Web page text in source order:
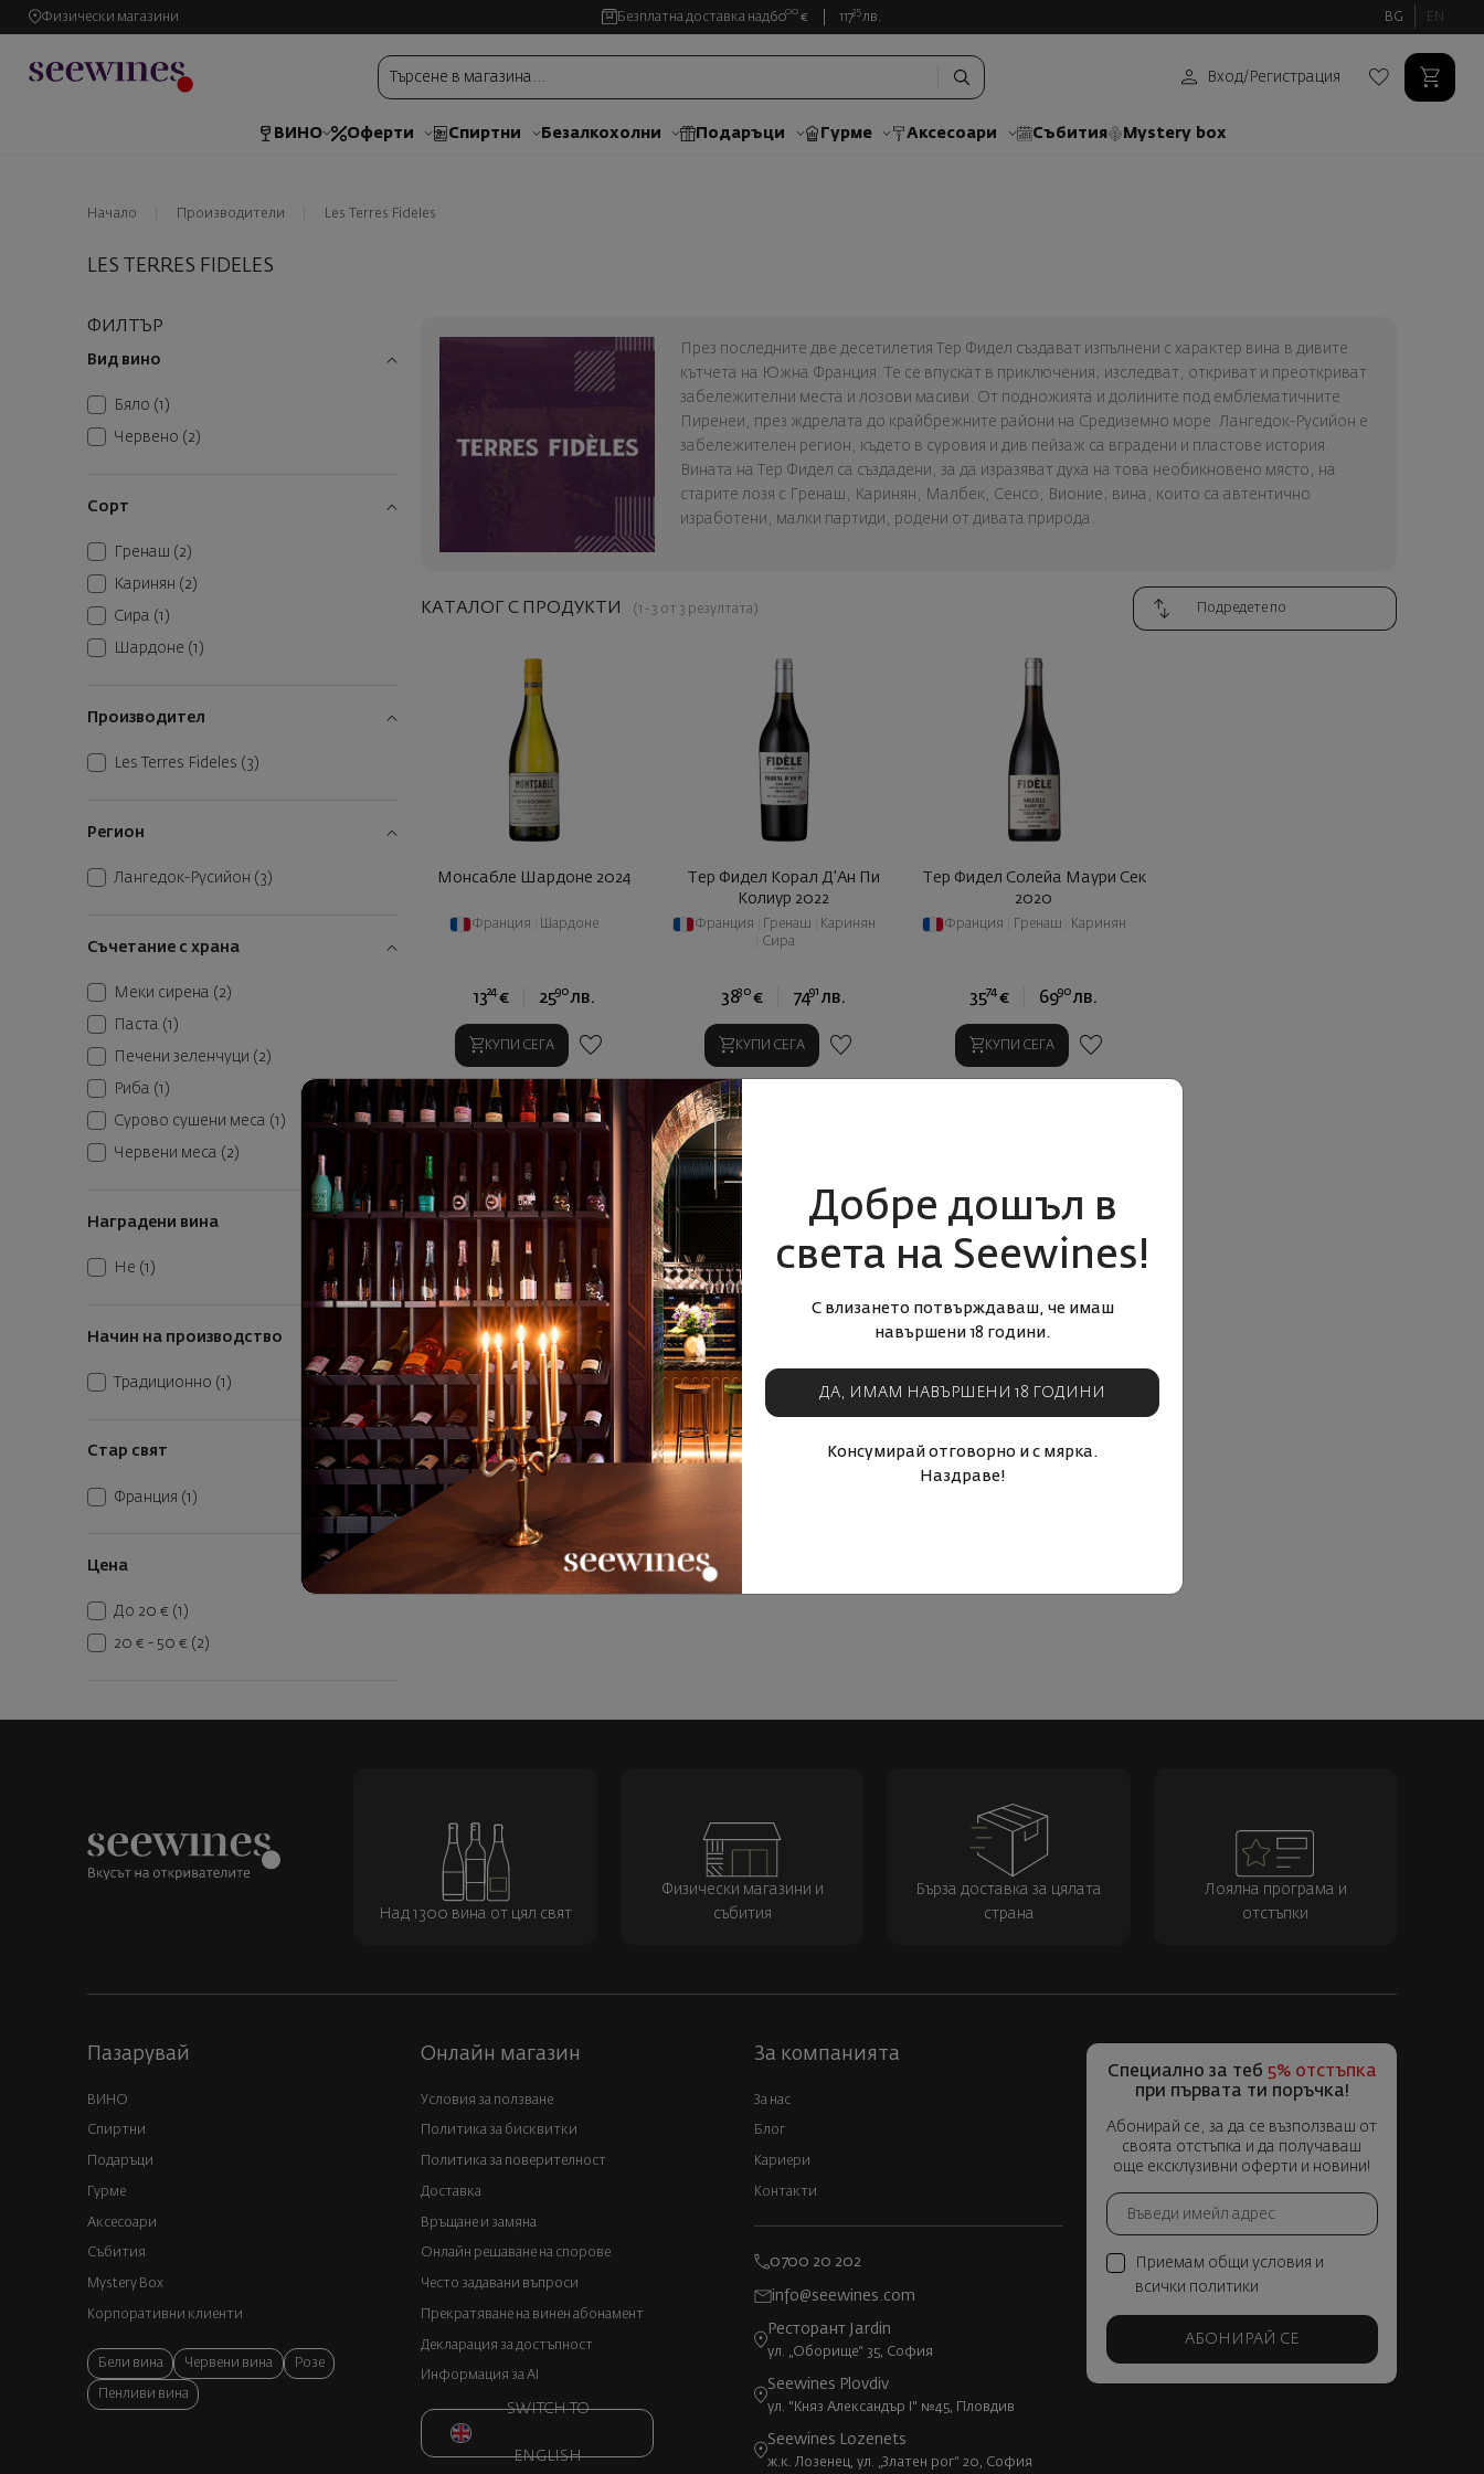
Физически магазини Безплатна доставка над6000 € 11735 лв. BG EN
Вход/ Регистрация
ВИНО Оферти Спиртни Безалкохолни Подаръци Гурме Аксесоари Събития Mystery box
Начало Производители Les Terres Fideles
LES TERRES FIDELES
ФИЛТЪР
Вид вино
Бяло (1)
Червено (2)
Сорт
Гренаш (2)
Каринян (2)
Сира (1)
Шардоне (1)
Производител
Les Terres Fideles (3)
Регион
Лангедок-Русийон (3)
Съчетание с храна
Меки сирена (2)
Паста (1)
Печени зеленчуци (2)
Риба (1)
Сурово сушени меса (1)
Червени меса (2)
Наградени вина
Не (1)
Начин на производство
Традиционно (1)
Стар свят
Франция (1)
Цена
До 20 € (1)
20 € - 50 € (2)
През последните две десетилетия Тер Фидел създават изпълнени с характер вина в дивите
кътчета на Южна Франция. Те се впускат в приключения; изследват, откриват и преоткриват
забележителни места и лозови масиви. От подножията и долините под емблематичните
Пиренеи, през ждрелата до крайбрежните райони на Средиземно море. Лангедок-Русийон е
забележителен регион, където в суровия и див пейзаж са вградени и пластове история.
Вината на Тер Фидел са създадени, за да изразяват духа на това необикновено място, на
старите лозя с Гренаш, Каринян, Малбек, Сенсо, Вионие; вина, които са автентично
изработени, малки партиди, родени от дивата природа.
КАТАЛОГ С ПРОДУКТИ (1 - 3 от 3 резултата)
Монсабле Шардоне 2024
Франция Шардоне
1324 € 2590 лв.
КУПИ СЕГА
Тер Фидел Корал Д'Ан Пи
Колиур 2022
Франция Гренаш
Каринян
Сира
3830 € 7491 лв.
КУПИ СЕГА
Тер Фидел Солейа Маури Сек
2020
Франция Гренаш Каринян
3574 € 6990 лв.
КУПИ СЕГА
Добре дошъл в
света на Seewines!
С влизането потвърждаваш, че имаш
навършени 18 години.
ДА, ИМАМ НАВЪРШЕНИ 18 ГОДИНИ
Консумирай отговорно и с мярка.
Наздраве!
Над 1300 вина от цял свят
Физически магазини и
събития
Бърза доставка за цялата
страна
Лоялна програма и
отстъпки
Пазарувай
ВИНО
Спиртни
Подаръци
Гурме
Аксесоари
Събития
Mystery Box
Корпоративни клиенти
Бели вина Червени вина Розе
Пенливи вина
Онлайн магазин
Условия за ползване
Политика за бисквитки
Политика за поверителност
Доставка
Връщане и замяна
Онлайн решаване на спорове
Често задавани въпроси
Прекратяване на винен абонамент
Декларация за достъпност
Информация за AI
SWITCH TO
ENGLISH
За компанията
За нас
Блог
Кариери
Контакти
0700 20 202
info@seewines.com
Ресторант Jardin
ул. „Оборище“ 35, София
Seewines Plovdiv
ул. "Княз Александър I" №45, Пловдив
Seewines Lozenets
ж.к. Лозенец, ул. „Златен рог“ 20, София
Специално за теб 5% отстъпка
при първата ти поръчка!
Абонирай се, за да се възползваш от
своята отстъпка и да получаваш
още ексклузивни оферти и новини!
Приемам общи условия и
всички политики
АБОНИРАЙ СЕ